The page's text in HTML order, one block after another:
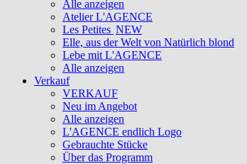
Alle anzeigen
Atelier L'AGENCE
Les Petites NEW
Elle, aus der Welt von Natürlich blond
Lebe mit L'AGENCE
Alle anzeigen
Verkauf
VERKAUF
Neu im Angebot
Alle anzeigen
L'AGENCE endlich Logo
Gebrauchte Stücke
Über das Programm